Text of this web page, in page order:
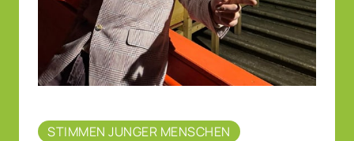
STIMMEN JUNGER MENSCHEN